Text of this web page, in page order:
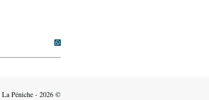
La Péniche - 2026 ©